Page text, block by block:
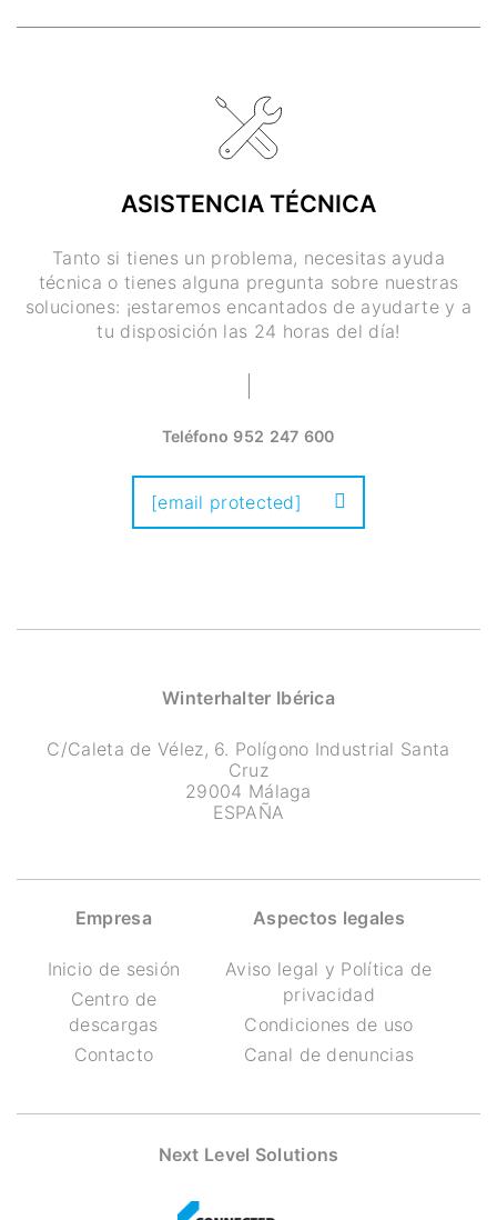
ASISTENCIA TÉCNICA
Tanto si tienes un problema, necesitas ayuda
técnica o tienes alguna pregunta sobre nuestras
soluciones: ¡estaremos encantados de ayudarte y a
tu disposición las 24 horas del día!
Teléfono 952 247 600
[email protected]
Winterhalter Ibérica
C/Caleta de Vélez, 6. Polígono Industrial Santa
Cruz
29004 Málaga
ESPAÑA
Empresa
Inicio de sesión
Centro de
descargas
Contacto
Aspectos legales
Aviso legal y Política de
privacidad
Condiciones de uso
Canal de denuncias
Next Level Solutions